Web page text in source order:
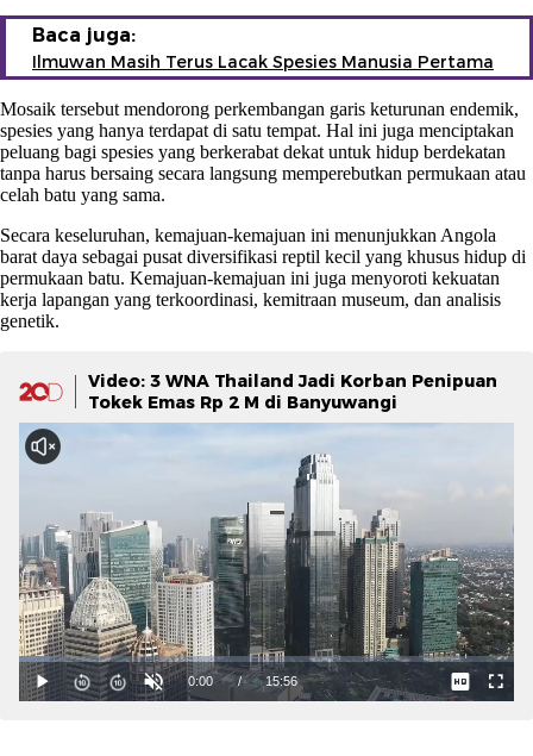
Baca juga:
Ilmuwan Masih Terus Lacak Spesies Manusia Pertama
Mosaik tersebut mendorong perkembangan garis keturunan endemik,
spesies yang hanya terdapat di satu tempat. Hal ini juga menciptakan
peluang bagi spesies yang berkerabat dekat untuk hidup berdekatan
tanpa harus bersaing secara langsung memperebutkan permukaan atau
celah batu yang sama.
Secara keseluruhan, kemajuan-kemajuan ini menunjukkan Angola
barat daya sebagai pusat diversifikasi reptil kecil yang khusus hidup di
permukaan batu. Kemajuan-kemajuan ini juga menyoroti kekuatan
kerja lapangan yang terkoordinasi, kemitraan museum, dan analisis
genetik.
Video: 3 WNA Thailand Jadi Korban Penipuan
Tokek Emas Rp 2 M di Banyuwangi